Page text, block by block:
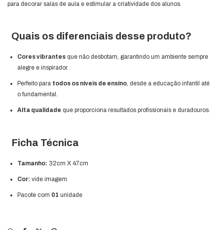
para decorar salas de aula e estimular a criatividade dos alunos.
Quais os diferenciais desse produto?
Cores vibrantes que não desbotam, garantindo um ambiente sempre
alegre e inspirador.
Perfeito para todos os níveis de ensino, desde a educação infantil até
o fundamental.
Alta qualidade que proporciona resultados profissionais e duradouros.
Ficha Técnica
Tamanho: 32cm X 47cm
Cor: vide imagem
Pacote com 01 unidade